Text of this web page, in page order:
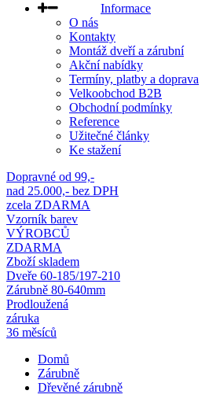
Informace
O nás
Kontakty
Montáž dveří a zárubní
Akční nabídky
Termíny, platby a doprava
Velkoobchod B2B
Obchodní podmínky
Reference
Užitečné články
Ke stažení
Dopravné od 99,-
nad 25.000,- bez DPH
zcela ZDARMA
Vzorník barev
VÝROBCŮ
ZDARMA
Zboží skladem
Dveře 60-185/197-210
Zárubně 80-640mm
Prodloužená
záruka
36 měsíců
Domů
Zárubně
Dřevěné zárubně